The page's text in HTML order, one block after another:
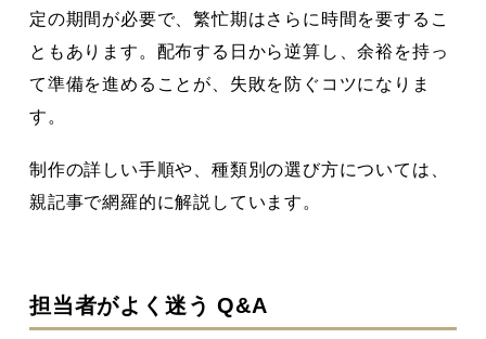
定の期間が必要で、繁忙期はさらに時間を要するこ
ともあります。配布する日から逆算し、余裕を持っ
て準備を進めることが、失敗を防ぐコツになりま
す。
制作の詳しい手順や、種類別の選び方については、
親記事で網羅的に解説しています。
担当者がよく迷う Q&A